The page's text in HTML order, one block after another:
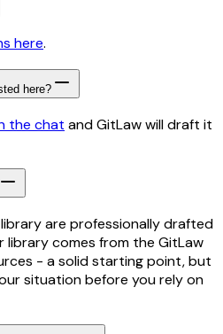
here.
here?
the chat and GitLaw will draft it
are professionally drafted
library comes from the GitLaw
- a solid starting point, but
situation before you rely on